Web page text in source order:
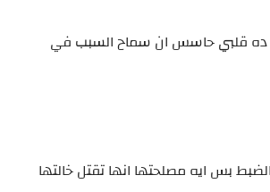
قلبي حاسس ان سماح السبب في
بس ايه مصلحتها انها تقتل خالتها